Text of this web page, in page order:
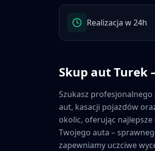
Realizacja w 24h
Skup autTurek
Szukasz profesjonalnego
aut, kasacji pojazdów
okolic, oferując
Twojego auta –
zapewniamy uczciwe